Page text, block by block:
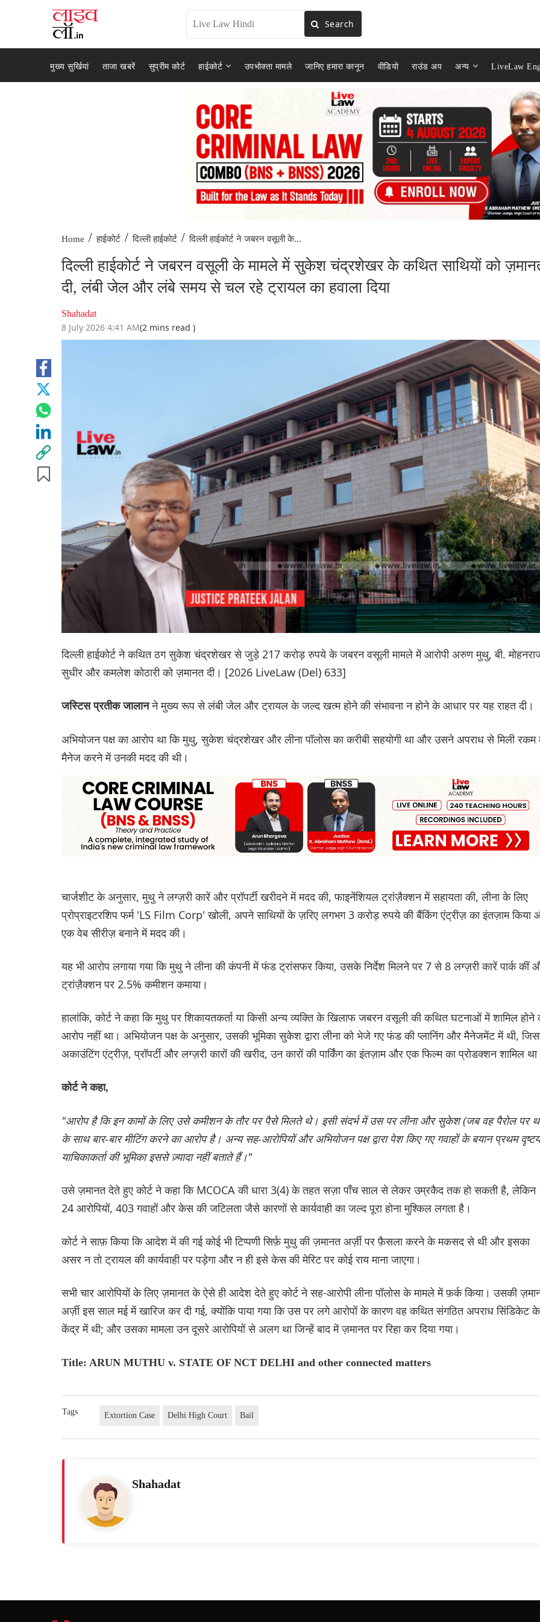
Search
मुख्य सुर्खियां ताजा खबरें सुप्रीम कोर्ट हाईकोर्ट उपभोक्ता मामले जानिए हमारा कानून वीडियो राउंड अप अन्य LiveLaw
Home / हाईकोर्ट / दिल्ली हाईकोर्ट / दिल्ली हाईकोर्ट ने जबरन वसूली के...
दिल्ली हाईकोर्ट ने जबरन वसूली के मामले में सुकेश चंद्रशेखर के कथित साथियों को
दी, लंबी जेल और लंबे समय से चल रहे ट्रायल का हवाला दिया
Shahadat
8 July 2026 4:41 AM(2 mins read )
दिल्ली हाईकोर्ट ने कथित ठग सुकेश चंद्रशेखर से जुड़े 217 करोड़ रुपये के जबरन वसूली मामले में आरोपी अरुण मुथु, बी.
सुधीर और कमलेश कोठारी को ज़मानत दी। [2026 LiveLaw (Del) 633]
जस्टिस प्रतीक जालानने मुख्य रूप से लंबी जेल और ट्रायल के जल्द खत्म होने की संभावना न होने के आधार पर यह राहत दी।
अभियोजन पक्ष का आरोप था कि मुथु, सुकेश चंद्रशेखर और लीना पॉलोस का करीबी सहयोगी था और उसने अपराध से मिली रकम
मैनेज करने में उनकी मदद की थी।
चार्जशीट के अनुसार, मुथु ने लग्ज़री कारें और प्रॉपर्टी खरीदने में मदद की, फाइनेंशियल ट्रांज़ैक्शन में सहायता की, लीना के लिए
प्रोप्राइटरशिप फर्म 'LS Film Corp' खोली, अपने साथियों के ज़रिए लगभग 3 करोड़ रुपये की बैंकिंग एंट्रीज़ का इंतज़ाम किया
एक वेब सीरीज़ बनाने में मदद की।
यह भी आरोप लगाया गया कि मुथु ने लीना की कंपनी में फंड ट्रांसफर किया, उसके निर्देश मिलने पर 7 से 8 लग्ज़री कारें पार्क कीं
ट्रांज़ैक्शन पर 2.5% कमीशन कमाया।
हालांकि, कोर्ट ने कहा कि मुथु पर शिकायतकर्ता या किसी अन्य व्यक्ति के खिलाफ जबरन वसूली की कथित घटनाओं में शामिल होने
आरोप नहीं था। अभियोजन पक्ष के अनुसार, उसकी भूमिका सुकेश द्वारा लीना को भेजे गए फंड की प्लानिंग और मैनेजमेंट में थी,
अकाउंटिंग एंट्रीज़, प्रॉपर्टी और लग्ज़री कारों की खरीद, उन कारों की पार्किंग का इंतज़ाम और एक फिल्म का प्रोडक्शन शामिल
कोर्ट ने कहा,
"आरोप है कि इन कामों के लिए उसे कमीशन के तौर पर पैसे मिलते थे। इसी संदर्भ में उस पर लीना और सुकेश (जब वह पैरोल पर
के साथ बार-बार मीटिंग करने का आरोप है। अन्य सह-आरोपियों और अभियोजन पक्ष द्वारा पेश किए गए गवाहों के बयान प्रथम
याचिकाकर्ता की भूमिका इससे ज़्यादा नहीं बताते हैं।"
उसे ज़मानत देते हुए कोर्ट ने कहा कि MCOCA की धारा 3(4) के तहत सज़ा पाँच साल से लेकर उम्रकैद तक हो सकती है, लेकिन
24 आरोपियों, 403 गवाहों और केस की जटिलता जैसे कारणों से कार्यवाही का जल्द पूरा होना मुश्किल लगता है।
कोर्ट ने साफ़ किया कि आदेश में की गई कोई भी टिप्पणी सिर्फ़ मुथु की ज़मानत अर्ज़ी पर फ़ैसला करने के मकसद से थी और इसका
असर न तो ट्रायल की कार्यवाही पर पड़ेगा और न ही इसे केस की मेरिट पर कोई राय माना जाएगा।
सभी चार आरोपियों के लिए ज़मानत के ऐसे ही आदेश देते हुए कोर्ट ने सह-आरोपी लीना पॉलोस के मामले में फ़र्क किया। उसकी
अर्ज़ी इस साल मई में खारिज कर दी गई, क्योंकि पाया गया कि उस पर लगे आरोपों के कारण वह कथित संगठित अपराध सिंडिकेट के
केंद्र में थी; और उसका मामला उन दूसरे आरोपियों से अलग था जिन्हें बाद में ज़मानत पर रिहा कर दिया गया।
Title: ARUN MUTHU v. STATE OF NCT DELHI and other connected matters
Tags Extortion Case Delhi High Court Bail
Shahadat